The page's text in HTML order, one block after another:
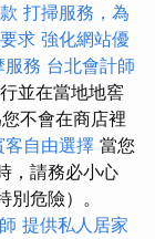
打掃服務，為
求 強化網站優
服務 台北會計師
並在當地地窖
不會在商店裡
客自由選擇 當您
，請務必小心
別危險）。
提供私人居家